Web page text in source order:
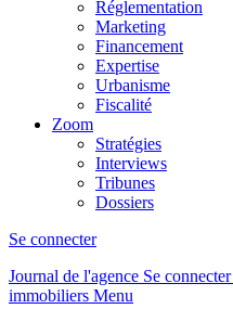
Réglementation
Marketing
Financement
Expertise
Urbanisme
Fiscalité
Zoom
Stratégies
Interviews
Tribunes
Dossiers
Se connecter
Journal de l'agence Se connecter
immobiliers Menu